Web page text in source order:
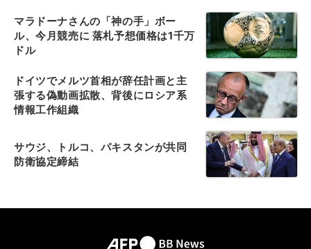
マラドーナさんの「神の手」ボー
ル、今月競売に 落札予想価格は1千万
ドル
ドイツでメルツ首相が辞任計画と主
張する偽動画拡散、背後にロシア系
情報工作組織
サウジ、トルコ、パキスタンが共同
防衛協定締結